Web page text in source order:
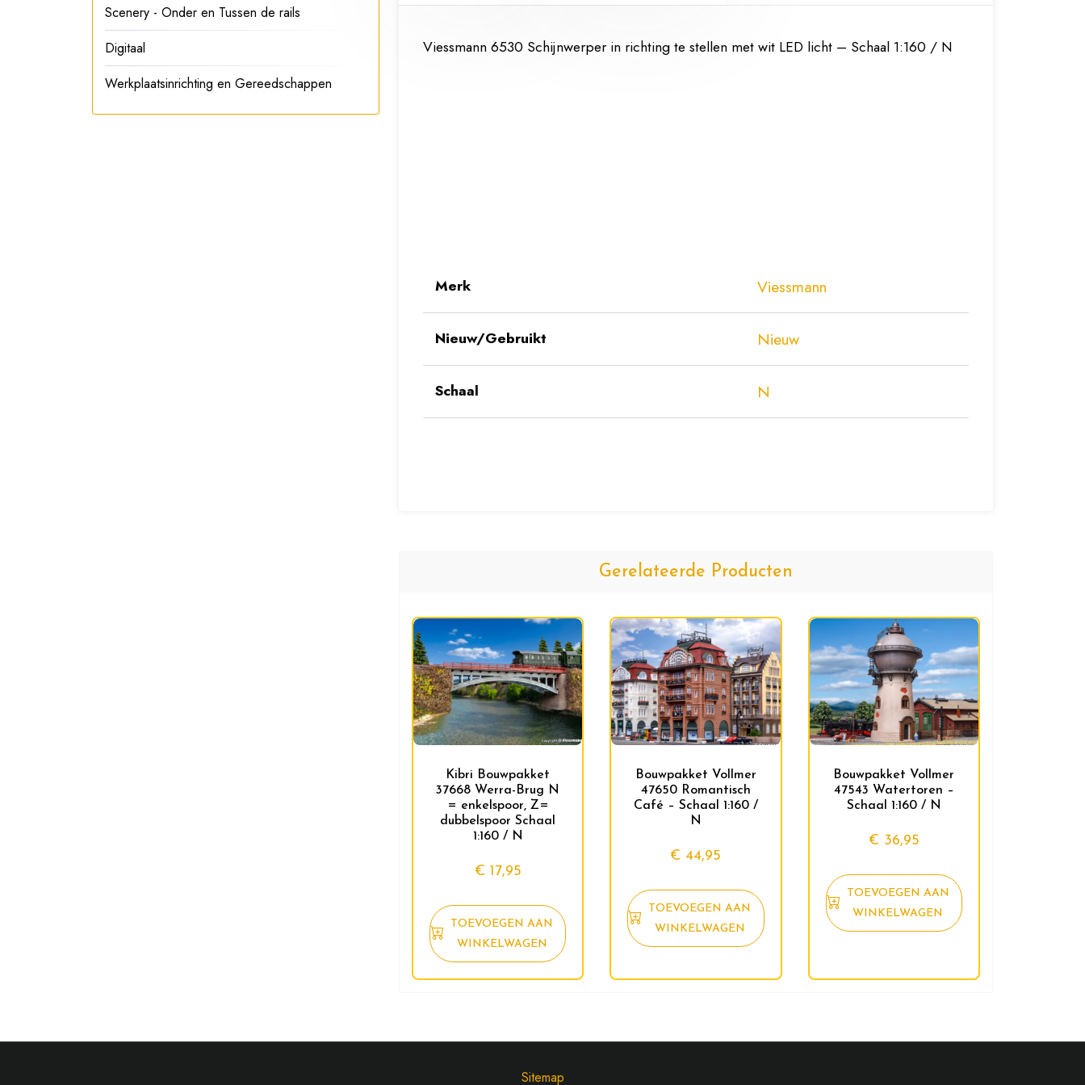
Viessmann 6530 Schijnwerper in richting te stellen met wit LED licht – Schaal 1:160 / N
Merk Viessmann
Nieuw/Gebruikt Nieuw
Schaal N
Gerelateerde Producten
Kibri Bouwpakket
37668 Werra-Brug N
= enkelspoor, Z=
dubbelspoor Schaal
1:160 / N
€ 17,95
TOEVOEGEN AAN
WINKELWAGEN
Bouwpakket Vollmer
47650 Romantisch
Café – Schaal 1:160 /
N
€ 44,95
TOEVOEGEN AAN
WINKELWAGEN
Bouwpakket Vollmer
47543 Watertoren –
Schaal 1:160 / N
€ 36,95
TOEVOEGEN AAN
WINKELWAGEN
Scenery - Onder en Tussen de rails
Digitaal
Werkplaatsinrichting en Gereedschappen
Sitemap